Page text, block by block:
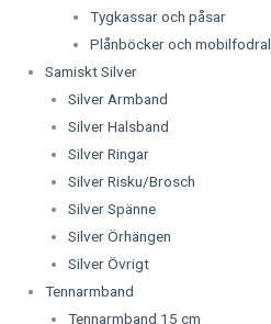
Tygkassar och påsar
Plånböcker och mobilfodral
Samiskt Silver
Silver Armband
Silver Halsband
Silver Ringar
Silver Risku/Brosch
Silver Spänne
Silver Örhängen
Silver Övrigt
Tennarmband
Tennarmband 15 cm